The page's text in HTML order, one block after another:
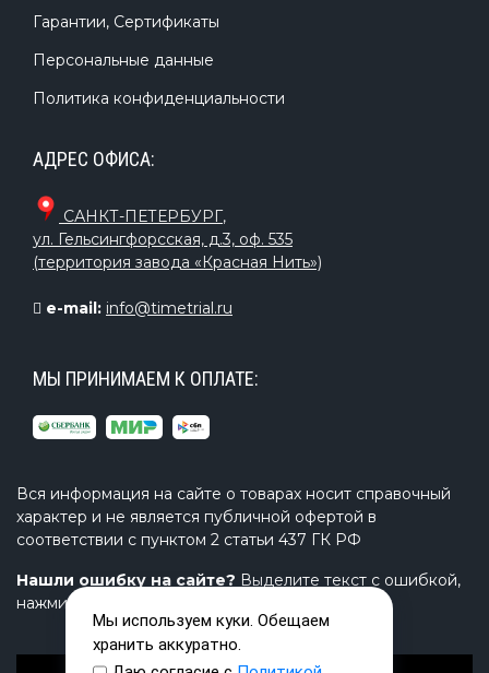
Гарантии, Сертификаты
Персональные данные
Политика конфиденциальности
АДРЕС ОФИСА:
САНКТ-ПЕТЕРБУРГ,
ул. Гельсингфорсская, д.3, оф. 535
(территория завода «Красная Нить»)
e-mail: info@timetrial.ru
МЫ ПРИНИМАЕМ К ОПЛАТЕ:
Вся информация на сайте о товарах носит справочный
характер и не является публичной офертой в
соответствии с пунктом 2 статьи 437 ГК РФ
Нашли ошибку на сайте? Выделите текст с ошибкой,
нажмите Ctrl+Enter и напишите нам.
Мы используем куки. Обещаем
хранить аккуратно.